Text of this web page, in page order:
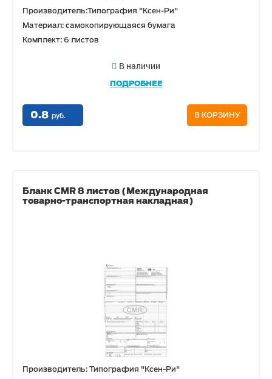
Производитель:Типография "Ксен-Ри"
Материал: самокопирующаяся бумага
Комплект: 6 листов
В наличии
ПОДРОБНЕЕ
0.8 руб. В КОРЗИНУ
Бланк CMR 8 листов (Международная
товарно-транспортная накладная)
Производитель: Типография "Ксен-Ри"